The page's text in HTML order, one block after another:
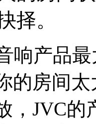
择。
响产品
的房间
，JVC的